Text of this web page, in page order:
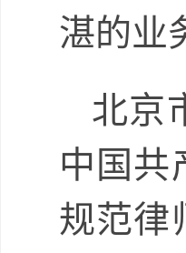
湛的业
北京
中国共
规范律